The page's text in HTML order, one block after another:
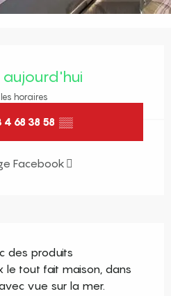
horaires
4 68 38 58 ▒▒
Facebook
des produits
le tout fait maison, dans
vue sur la mer.